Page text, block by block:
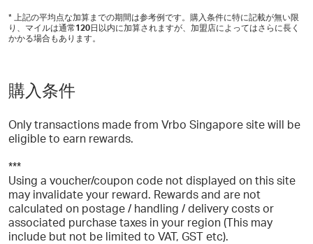
* 上記の平均点な加算までの期間は参考例です。購入条件に特に記載が無い限
り、マイルは通常120日以内に加算されますが、加盟店によってはさらに長く
かかる場合もあります。
購入条件
Only transactions made from Vrbo Singapore site will be
eligible to earn rewards.
***
Using a voucher/coupon code not displayed on this site
may invalidate your reward. Rewards and are not
calculated on postage / handling / delivery costs or
associated purchase taxes in your region (This may
include but not be limited to VAT, GST etc).